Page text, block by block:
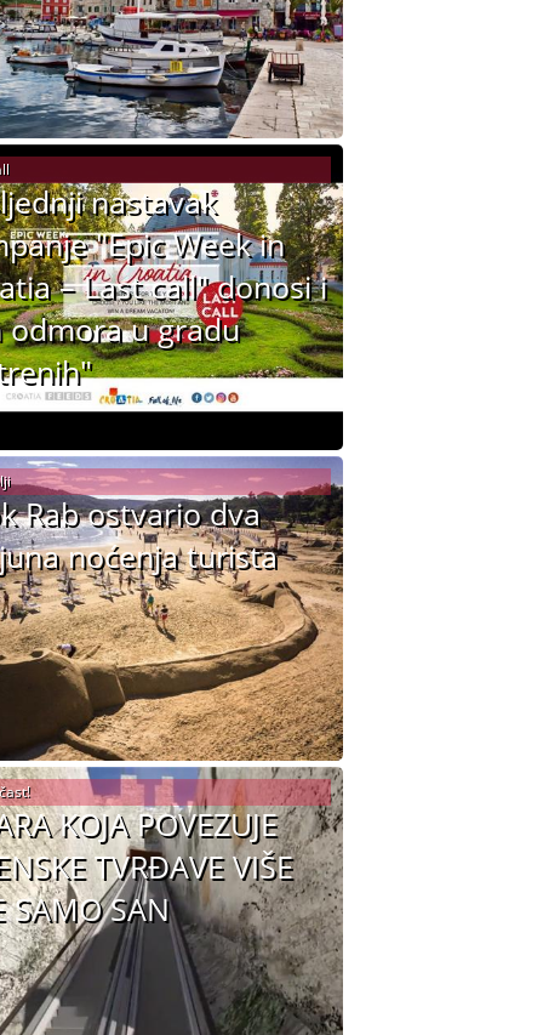
nastavak
"Epic Week in
– Last call" donosi i
odmora u gradu
Rab ostvario dva
noćenja turista
KOJA POVEZUJE
TVRĐAVE VIŠE
SAMO SAN